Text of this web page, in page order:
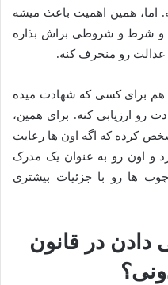
اما، همین اهمیت باعث میشه
و شرط و شروطی براش بذاره
عدالت رو منحرف کنه.
هم برای کسی که شهادت میده
رو ارزیابی کنه. برای همین،
کرده که اگه اون ها رعایت
اون رو به عنوان یک مدرک
ها رو با جزئیات بیشتری
در قانون